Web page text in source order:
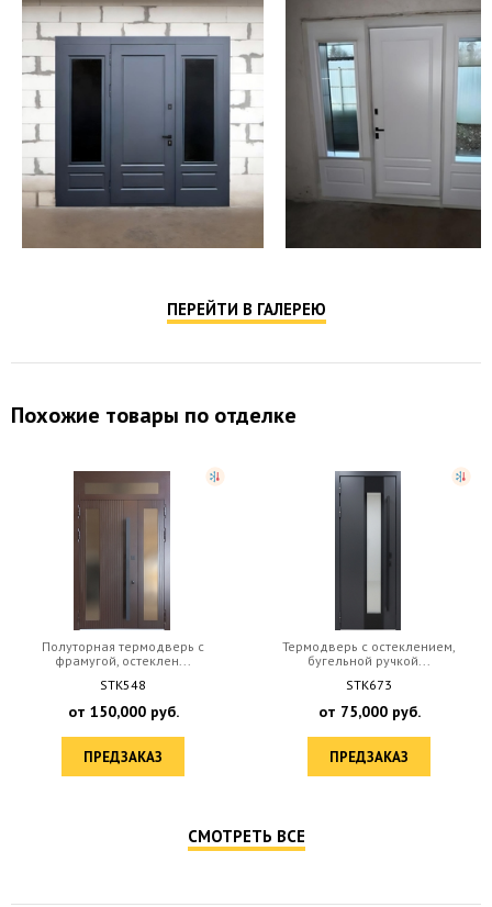
ПЕРЕЙТИ В ГАЛЕРЕЮ
Похожие товары по отделке
Полуторная термодверь с
фрамугой, остеклен...
STK548
от 150,000руб.
ПРЕДЗАКАЗ
Термодверь с остеклением,
бугельной ручкой...
STK673
от 75,000руб.
ПРЕДЗАКАЗ
СМОТРЕТЬ ВСЕ